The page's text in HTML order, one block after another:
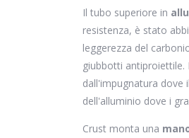
Il tubo superiore in
resistenza, è stato
leggerezza del
giubbotti
dall'impugnatura dove
dell'alluminio dove i
Crust monta una